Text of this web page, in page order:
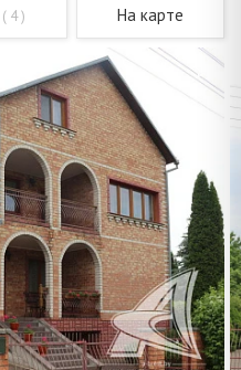
( 4 ) На карте